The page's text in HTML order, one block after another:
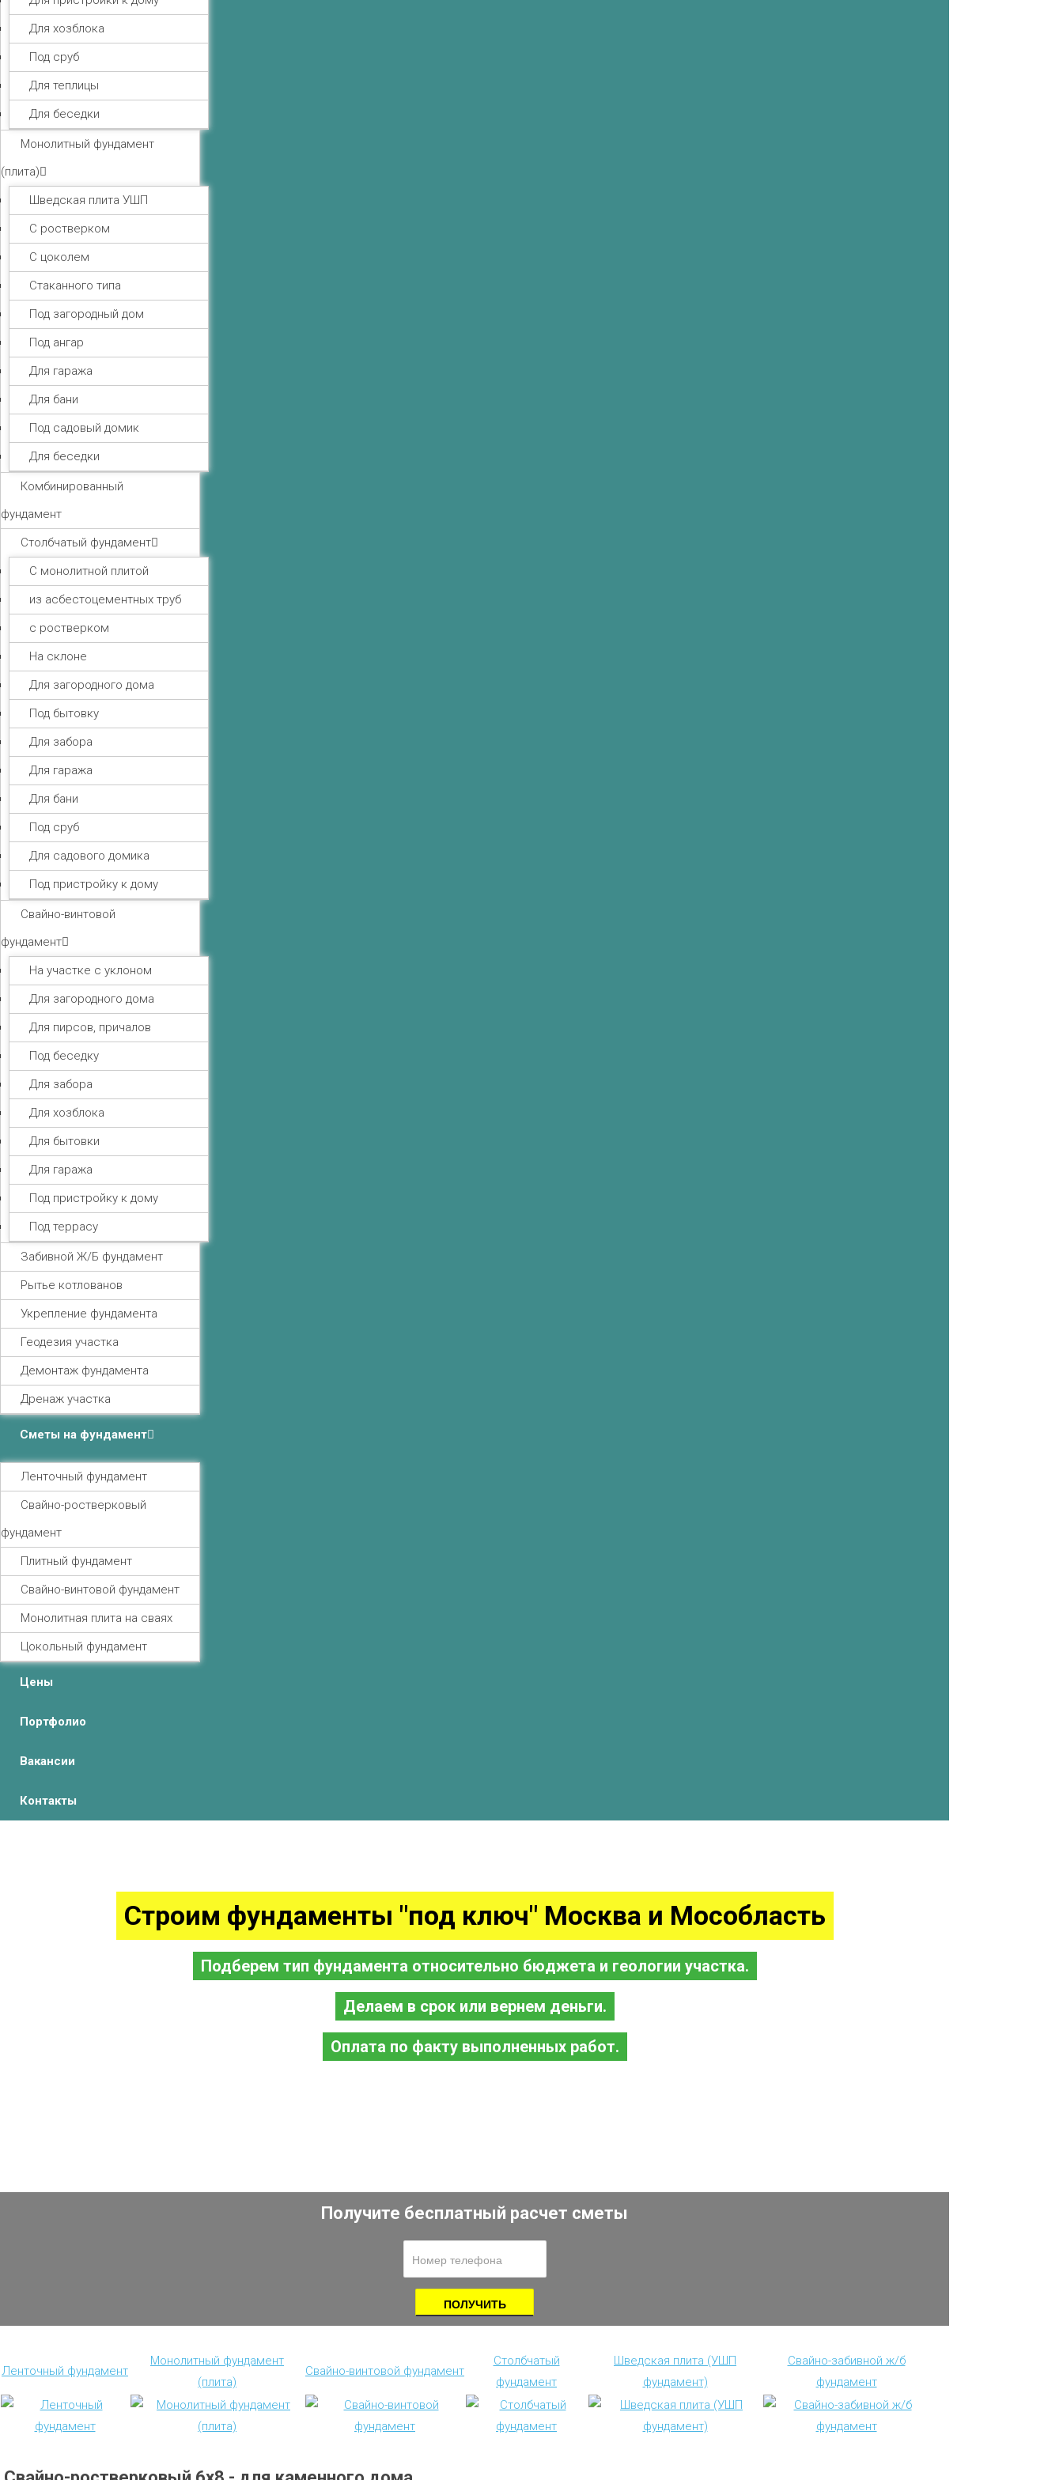
Для хозблока
Под сруб
Для теплицы
Для беседки
Монолитный фундамент
(плита)
Шведская плита УШП
С ростверком
С цоколем
Стаканного типа
Под загородный дом
Под ангар
Для гаража
Для бани
Под садовый домик
Для беседки
Комбинированный
фундамент
Столбчатый фундамент
С монолитной плитой
из асбестоцементных труб
с ростверком
На склоне
Для загородного дома
Под бытовку
Для забора
Для гаража
Для бани
Под сруб
Для садового домика
Под пристройку к дому
Свайно-винтовой
фундамент
На участке с уклоном
Для загородного дома
Для пирсов, причалов
Под беседку
Для забора
Для хозблока
Для бытовки
Для гаража
Под пристройку к дому
Под террасу
Забивной Ж/Б фундамент
Рытье котлованов
Укрепление фундамента
Геодезия участка
Демонтаж фундамента
Дренаж участка
Сметы на фундамент
Ленточный фундамент
Свайно-ростверковый
фундамент
Плитный фундамент
Свайно-винтовой фундамент
Монолитная плита на сваях
Цокольный фундамент
Цены
Портфолио
Вакансии
Контакты
Строим фундаменты "под ключ" Москва и Мособласть
Подберем тип фундамента относительно бюджета и геологии участка.
Делаем в срок или вернем деньги.
Оплата по факту выполненных работ.
Получите бесплатный расчет сметы
Ленточный фундамент
Монолитный фундамент
(плита)
Свайно-винтовой фундамент
Столбчатый
фундамент
Шведская плита (УШП
фундамент)
Свайно-забивной ж/б
фундамент